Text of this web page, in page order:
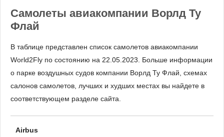
Самолеты авиакомпании Ворлд Ту
Флай
В таблице представлен список самолетов авиакомпании
World2Fly по состоянию на 22.05.2023. Больше информации
о парке воздушных судов компании Ворлд Ту Флай, схемах
салонов самолетов, лучших и худших местах вы найдете в
соответствующем разделе сайта.
Airbus